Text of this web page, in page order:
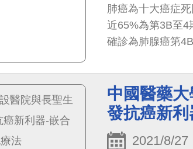
肺癌為十大癌症
近65%為第3B至4
確診為肺腺癌第
中國醫藥
發抗癌新
2021/8/27